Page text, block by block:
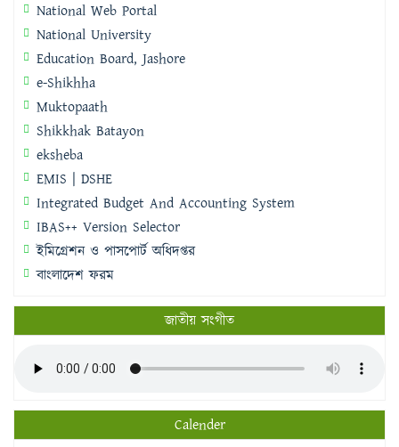
National Web Portal
National University
Education Board, Jashore
e-Shikhha
Muktopaath
Shikkhak Batayon
eksheba
EMIS | DSHE
Integrated Budget And Accounting System
IBAS++ Version Selector
ইমিগ্রেশন ও পাসপোর্ট অধিদপ্তর
বাংলাদেশ ফরম
জাতীয় সংগীত
Calender